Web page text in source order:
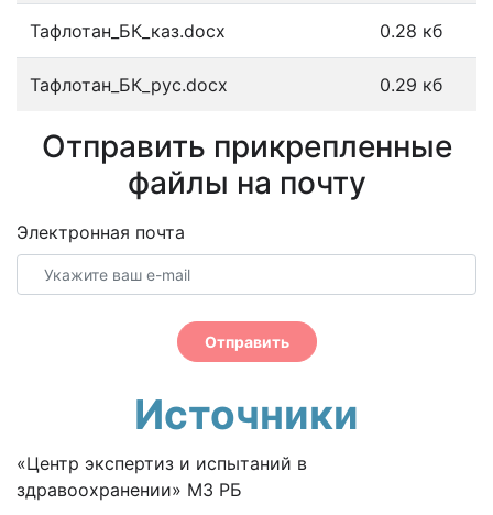
Тафлотан_БК_каз.docx 0.28 кб
Тафлотан_БК_рус.docx 0.29 кб
Отправить прикрепленные
файлы на почту
Электронная почта
Отправить
Источники
«Центр экспертиз и испытаний в
здравоохранении» МЗ РБ